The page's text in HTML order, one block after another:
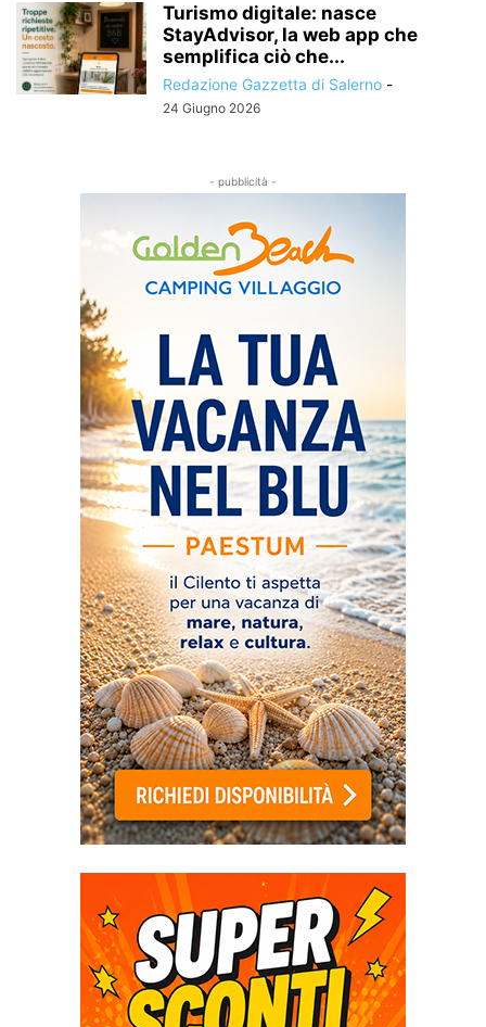
Turismo digitale: nasce
StayAdvisor, la web app che
semplifica ciò che...
Redazione Gazzetta di Salerno -
24 Giugno 2026
- pubblicità -